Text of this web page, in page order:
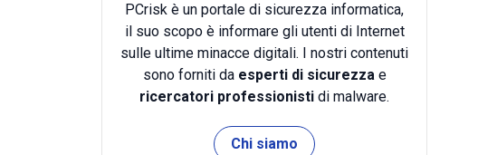
PCrisk è un portale di sicurezza informatica,
il suo scopo è informare gli utenti di Internet
sulle ultime minacce digitali. I nostri contenuti
sono forniti da esperti di sicurezzae
ricercatori professionisti di malware.
Chi siamo